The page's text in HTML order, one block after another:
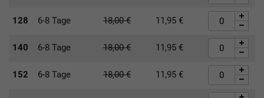
128 6-8 Tage 18,00€ 11,95 €
140 6-8 Tage 18,00€ 11,95 €
152 6-8 Tage 18,00€ 11,95 €